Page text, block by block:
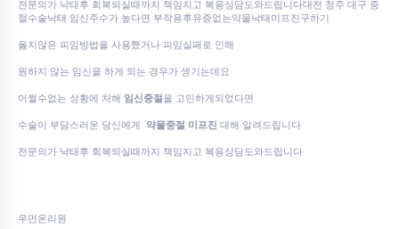
전문의가 낙태후 회복되실때까지 책임지고 복용상담도와드립니다대전 청주 대구 중
절수술낙태 임신주수가 높다면 부작용후유증없는약물낙태미프진구하기
옳지않은 피임방법을 사용했거나 피임실패로 인해
원하지 않는 임신을 하게 되는 경우가 생기는데요
어쩔수없는 상황에 처해 임신중절을 고민하게되었다면
수술이 부담스러운 당신에게 약물중절 미프진 대해 알려드립니다
전문의가 낙태후 회복되실때까지 책임지고 복용상담도와드립니다
우먼온리원